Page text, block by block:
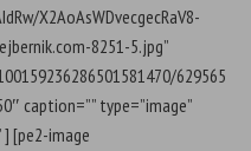
X2AoAsWDvecgecRaV8-
8251-5.jpg”
629565
caption=”” type=”image”
[pe2-image